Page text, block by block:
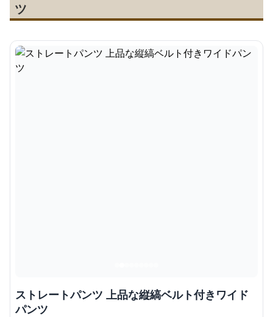
ツ
ストレートパンツ 上品な縦縞ベルト付きワイド
パンツ